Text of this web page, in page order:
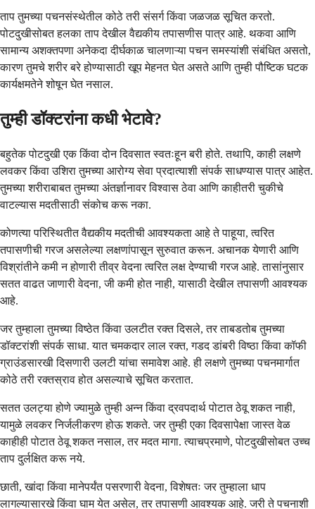
ताप तुमच्या पचनसंस्थेतील कोठे तरी संसर्ग किंवा जळजळ सूचित करतो.
पोटदुखीसोबत हलका ताप देखील वैद्यकीय तपासणीस पात्र आहे. थकवा आणि
सामान्य अशक्तपणा अनेकदा दीर्घकाळ चालणाऱ्या पचन समस्यांशी संबंधित असतो,
कारण तुमचे शरीर बरे होण्यासाठी खूप मेहनत घेत असते आणि तुम्ही पौष्टिक घटक
कार्यक्षमतेने शोषून घेत नसाल.
तुम्ही डॉक्टरांना कधी भेटावे?
बहुतेक पोटदुखी एक किंवा दोन दिवसात स्वतःहून बरी होते. तथापि, काही लक्षणे
लवकर किंवा उशिरा तुमच्या आरोग्य सेवा प्रदात्याशी संपर्क साधण्यास पात्र आहेत.
तुमच्या शरीराबाबत तुमच्या अंतर्ज्ञानावर विश्वास ठेवा आणि काहीतरी चुकीचे
वाटल्यास मदतीसाठी संकोच करू नका.
कोणत्या परिस्थितीत वैद्यकीय मदतीची आवश्यकता आहे ते पाहूया, त्वरित
तपासणीची गरज असलेल्या लक्षणांपासून सुरुवात करून. अचानक येणारी आणि
विश्रांतीने कमी न होणारी तीव्र वेदना त्वरित लक्ष देण्याची गरज आहे. तासांनुसार
सतत वाढत जाणारी वेदना, जी कमी होत नाही, यासाठी देखील तपासणी आवश्यक
आहे.
जर तुम्हाला तुमच्या विष्ठेत किंवा उलटीत रक्त दिसले, तर ताबडतोब तुमच्या
डॉक्टरांशी संपर्क साधा. यात चमकदार लाल रक्त, गडद डांबरी विष्ठा किंवा कॉफी
ग्राउंडसारखी दिसणारी उलटी यांचा समावेश आहे. ही लक्षणे तुमच्या पचनमार्गात
कोठे तरी रक्तस्राव होत असल्याचे सूचित करतात.
सतत उलट्या होणे ज्यामुळे तुम्ही अन्न किंवा द्रवपदार्थ पोटात ठेवू शकत नाही,
यामुळे लवकर निर्जलीकरण होऊ शकते. जर तुम्ही एका दिवसापेक्षा जास्त वेळ
काहीही पोटात ठेवू शकत नसाल, तर मदत मागा. त्याचप्रमाणे, पोटदुखीसोबत उच्च
ताप दुर्लक्षित करू नये.
छाती, खांदा किंवा मानेपर्यंत पसरणारी वेदना, विशेषतः जर तुम्हाला धाप
लागल्यासारखे किंवा घाम येत असेल, तर तपासणी आवश्यक आहे. जरी ते पचनाशी